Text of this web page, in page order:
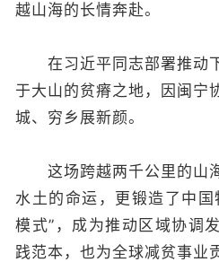
越山海的长情奔赴。
在习近平同志部署推动
于大山的贫瘠之地，因闽宁
城、穷乡展新颜。
这场跨越两千公里的山
水土的命运，更锻造了中
模式”，成为推动区域协调
践范本，也为全球减贫事业